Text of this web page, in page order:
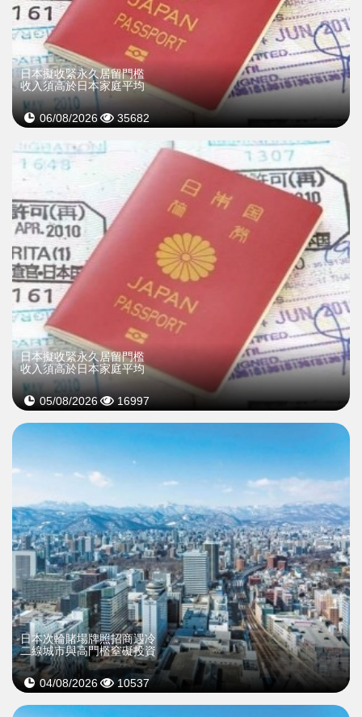
日本擬收緊永久居留門檻
收入須高於日本家庭平均
06/08/2026 35682
日本擬收緊永久居留門檻
收入須高於日本家庭平均
05/08/2026 16997
日本次輪賭場牌照招商遇冷
二線城市與高門檻窒礙投資
04/08/2026 10537